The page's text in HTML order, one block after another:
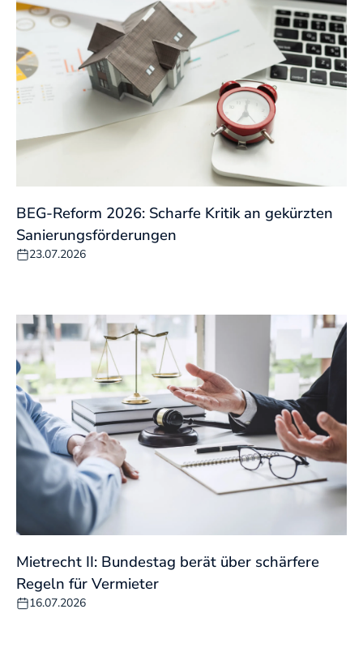
BEG-Reform 2026: Scharfe Kritik an gekürzten
Sanierungsförderungen
23.07.2026
Mietrecht II: Bundestag berät über schärfere
Regeln für Vermieter
16.07.2026